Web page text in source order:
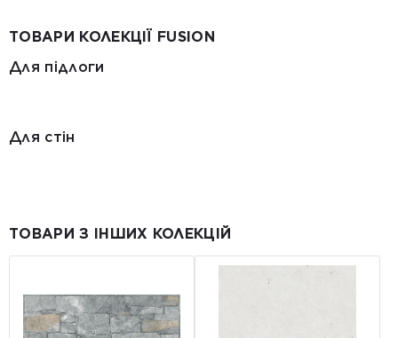
ТОВАРИ КОЛЕКЦІЇ FUSION
Для підлоги
Для стін
ТОВАРИ З ІНШИХ КОЛЕКЦІЙ